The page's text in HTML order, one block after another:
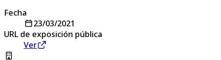
Fecha
23/03/2021
URL de exposición pública
Ver